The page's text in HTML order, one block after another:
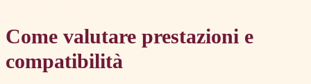
Come valutare prestazioni e
compatibilità